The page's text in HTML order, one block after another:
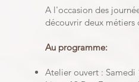
A l'occasion des
découvrir deux métiers
Au programme:
Atelier ouvert : Samedi